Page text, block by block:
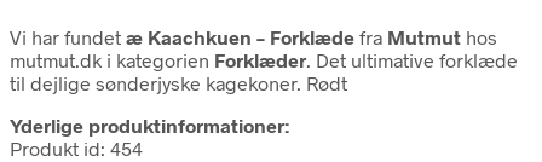
Vi har fundet æ Kaachkuen – Forklæde fra Mutmut hos
mutmut.dk i kategorien Forklæder. Det ultimative forklæde
til dejlige sønderjyske kagekoner. Rødt
Yderlige produktinformationer:
Produkt id: 454